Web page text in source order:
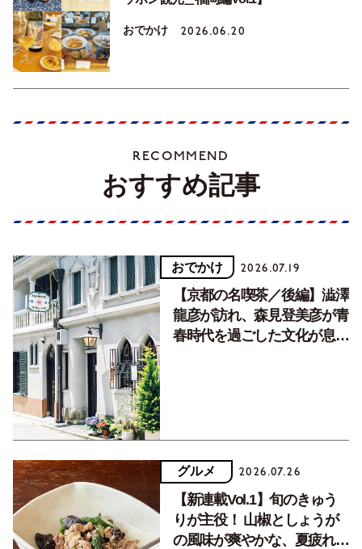
おでかけ 2026.06.20
RECOMMEND
おすすめ記事
おでかけ 2026.07.19
【京都の名喫茶／後編】澁澤
龍彦が訪れ、森見登美彦が青
春時代を過ごした文化が息づ
グルメ 2026.07.26
【新連載Vol.1】旬のきゅう
りが主役！ 山椒としょうが
の風味が爽やかな、夏疲れを